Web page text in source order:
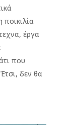
έργα
που
δεν θα